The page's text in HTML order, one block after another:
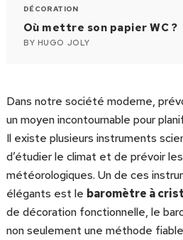
DÉCORATION
Où mettre son papier WC ?
BY HUGO JOLY
Dans notre société moderne,
un moyen incontournable pour
Il existe plusieurs instruments
d’étudier le climat et de prévoir
météorologiques. Un de ces
élégants est le baromètre à
de décoration fonctionnelle, le
non seulement une méthode